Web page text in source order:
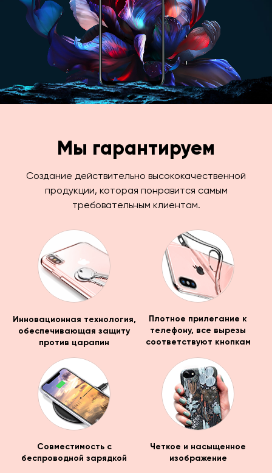
Мы гарантируем
Создание действительно высококачественной
продукции, которая понравится самым
требовательным клиентам.
Инновационная технология,
обеспечивающая защиту
против царапин
Плотное прилегание к
телефону, все вырезы
соответствуют кнопкам
Совместимость с
беспроводной зарядкой
Четкое и насыщенное
изображение